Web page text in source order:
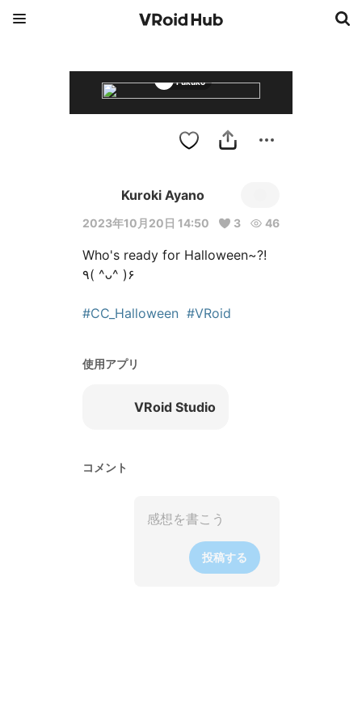
Fukuko
Kuroki Ayano
2023年10月20日 14:50 3 46
Who's ready for Halloween~?!
٩( ^ᴗ^ )۶
#CC_Halloween #VRoid
使用アプリ
VRoid Studio
コメント
投稿する